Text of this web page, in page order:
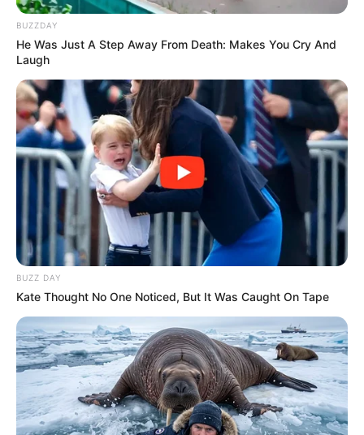
BUZZDAY
He Was Just A Step Away From Death: Makes You Cry And
Laugh
BUZZ DAY
Kate Thought No One Noticed, But It Was Caught On Tape